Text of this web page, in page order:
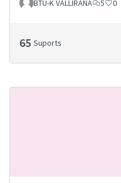
BTU-K VALLIRANA
5 0
65 Suports